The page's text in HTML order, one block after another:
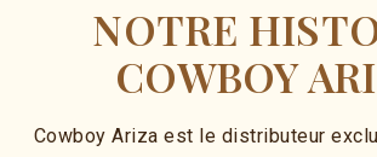
NOTRE
COWBOY
Cowboy Ariza est le distributeur